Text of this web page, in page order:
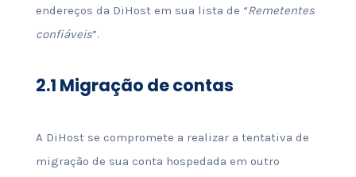
endereços da DiHost em sua lista de “Remetentes
confiáveis”.
2.1 Migração de contas
A DiHost se compromete a realizar a tentativa de
migração de sua conta hospedada em outro